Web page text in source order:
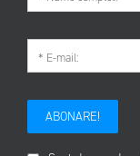
ABONARE!